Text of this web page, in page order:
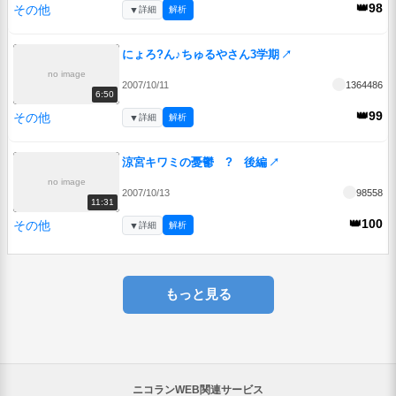
その他 👑98
▼詳細 解析
no image
6:50
にょろ?ん♪ちゅるやさん3学期 ↗
2007/10/11 1364486
その他 👑99
▼詳細 解析
no image
11:31
涼宮キワミの憂鬱 ? 後編 ↗
2007/10/13 98558
その他 👑100
▼詳細 解析
もっと見る
ニコランWEB関連サービス